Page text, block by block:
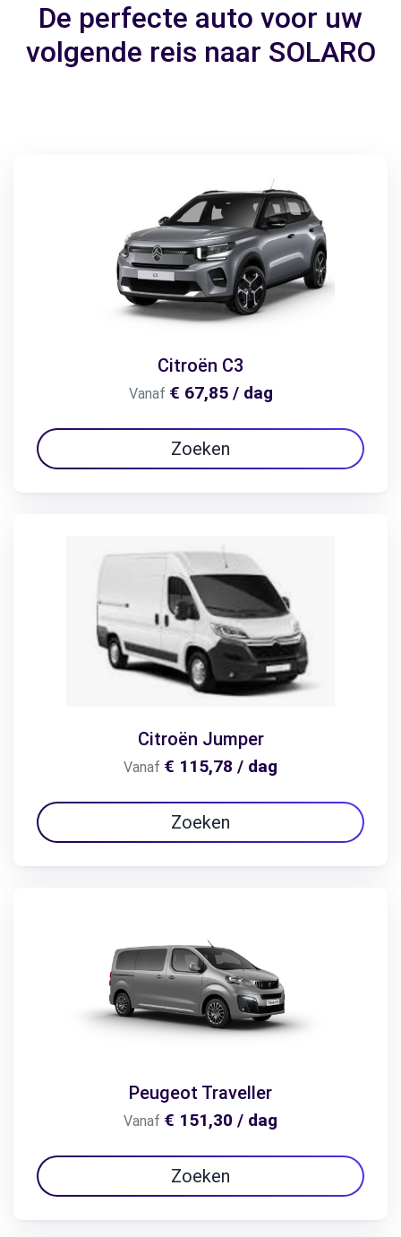
De perfecte auto voor uw
volgende reis naar SOLARO
Citroën C3
Vanaf € 67,85 / dag
Zoeken
Citroën Jumper
Vanaf € 115,78 / dag
Zoeken
Peugeot Traveller
Vanaf € 151,30 / dag
Zoeken